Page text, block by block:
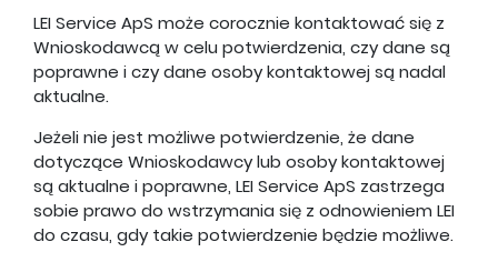
LEI Service ApS może corocznie kontaktować się z
Wnioskodawcą w celu potwierdzenia, czy dane są
poprawne i czy dane osoby kontaktowej są nadal
aktualne.
Jeżeli nie jest możliwe potwierdzenie, że dane
dotyczące Wnioskodawcy lub osoby kontaktowej
są aktualne i poprawne, LEI Service ApS zastrzega
sobie prawo do wstrzymania się z odnowieniem LEI
do czasu, gdy takie potwierdzenie będzie możliwe.